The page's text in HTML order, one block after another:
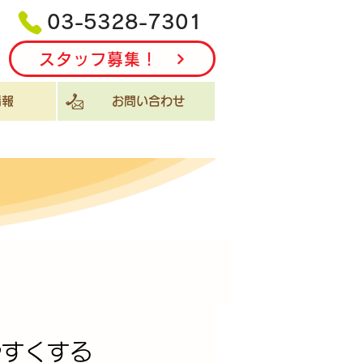
03-5328-7301
スタッフ募集！
お問い合わせ
くする